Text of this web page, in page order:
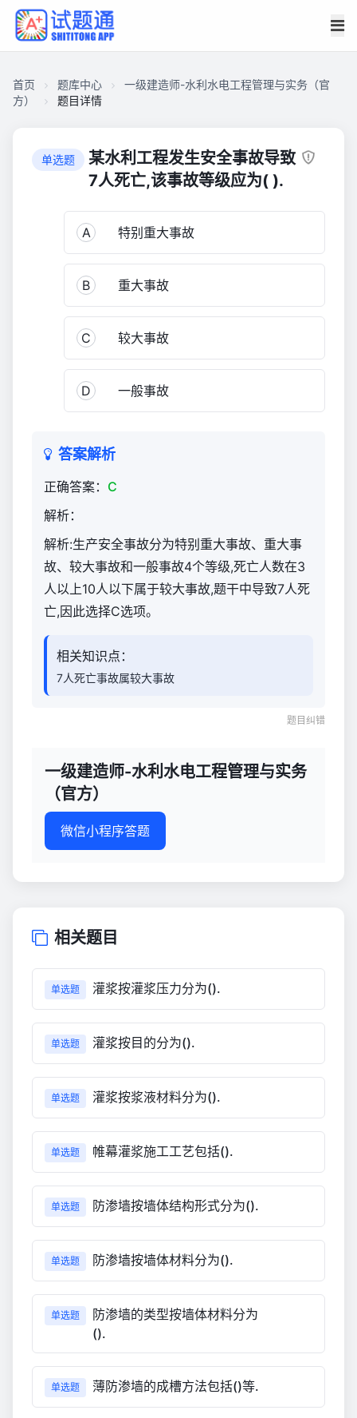
首页 题库中心
一级建造师-水利水电工程管理与实务（官
方）
题目详情
单选题
某水利工程发生安全事故导致
7人死亡,该事故等级应为( ).
A 特别重大事故
B 重大事故
C 较大事故
D 一般事故
答案解析
正确答案： C
解析：
解析:生产安全事故分为特别重大事故、重大事
故、较大事故和一般事故4个等级,死亡人数在3
人以上10人以下属于较大事故,题干中导致7人死
亡,因此选择C选项。
相关知识点：
7人死亡事故属较大事故
题目纠错
一级建造师-水利水电工程管理与实务
（官方）
微信小程序答题
相关题目
单选题 灌浆按灌浆压力分为().
单选题 灌浆按目的分为().
单选题 灌浆按浆液材料分为().
单选题 帷幕灌浆施工工艺包括().
单选题 防渗墙按墙体结构形式分为().
单选题 防渗墙按墙体材料分为().
单选题
防渗墙的类型按墙体材料分为
().
单选题 薄防渗墙的成槽方法包括()等.